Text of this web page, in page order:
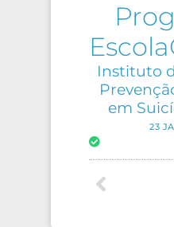
Instituto
em
23